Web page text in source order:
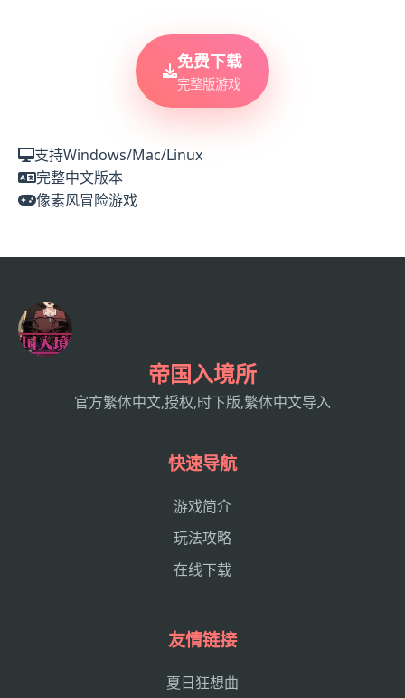
免费下载
完整版游戏
支持Windows/Mac/Linux
完整中文版本
像素风冒险游戏
帝国入境所
官方繁体中文,授权,时下版,繁体中文导入
快速导航
游戏简介
玩法攻略
在线下载
友情链接
夏日狂想曲